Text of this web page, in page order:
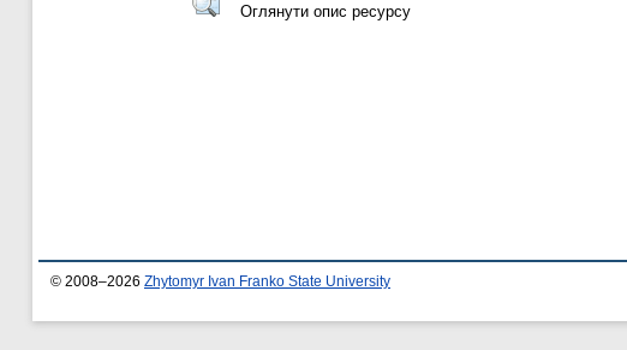
Оглянути опис ресурсу
© 2008–2026 Zhytomyr Ivan Franko State University